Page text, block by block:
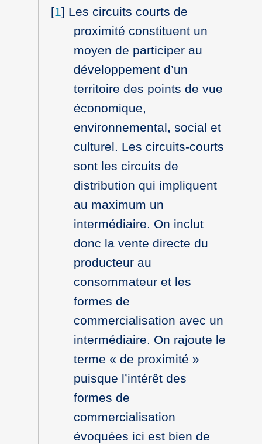
[1] Les circuits courts de
proximité constituent un
moyen de participer au
développement d’un
territoire des points de vue
économique,
environnemental, social et
culturel. Les circuits-courts
sont les circuits de
distribution qui impliquent
au maximum un
intermédiaire. On inclut
donc la vente directe du
producteur au
consommateur et les
formes de
commercialisation avec un
intermédiaire. On rajoute le
terme « de proximité »
puisque l’intérêt des
formes de
commercialisation
évoquées ici est bien de